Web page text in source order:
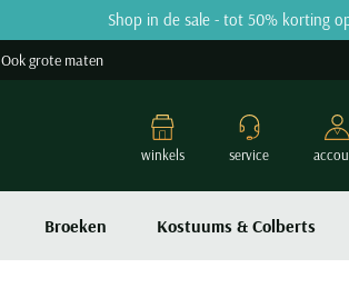
Shop in de sale - tot 50% korting
Ook grote maten
Broeken Kostuums & Colberts
winkels service